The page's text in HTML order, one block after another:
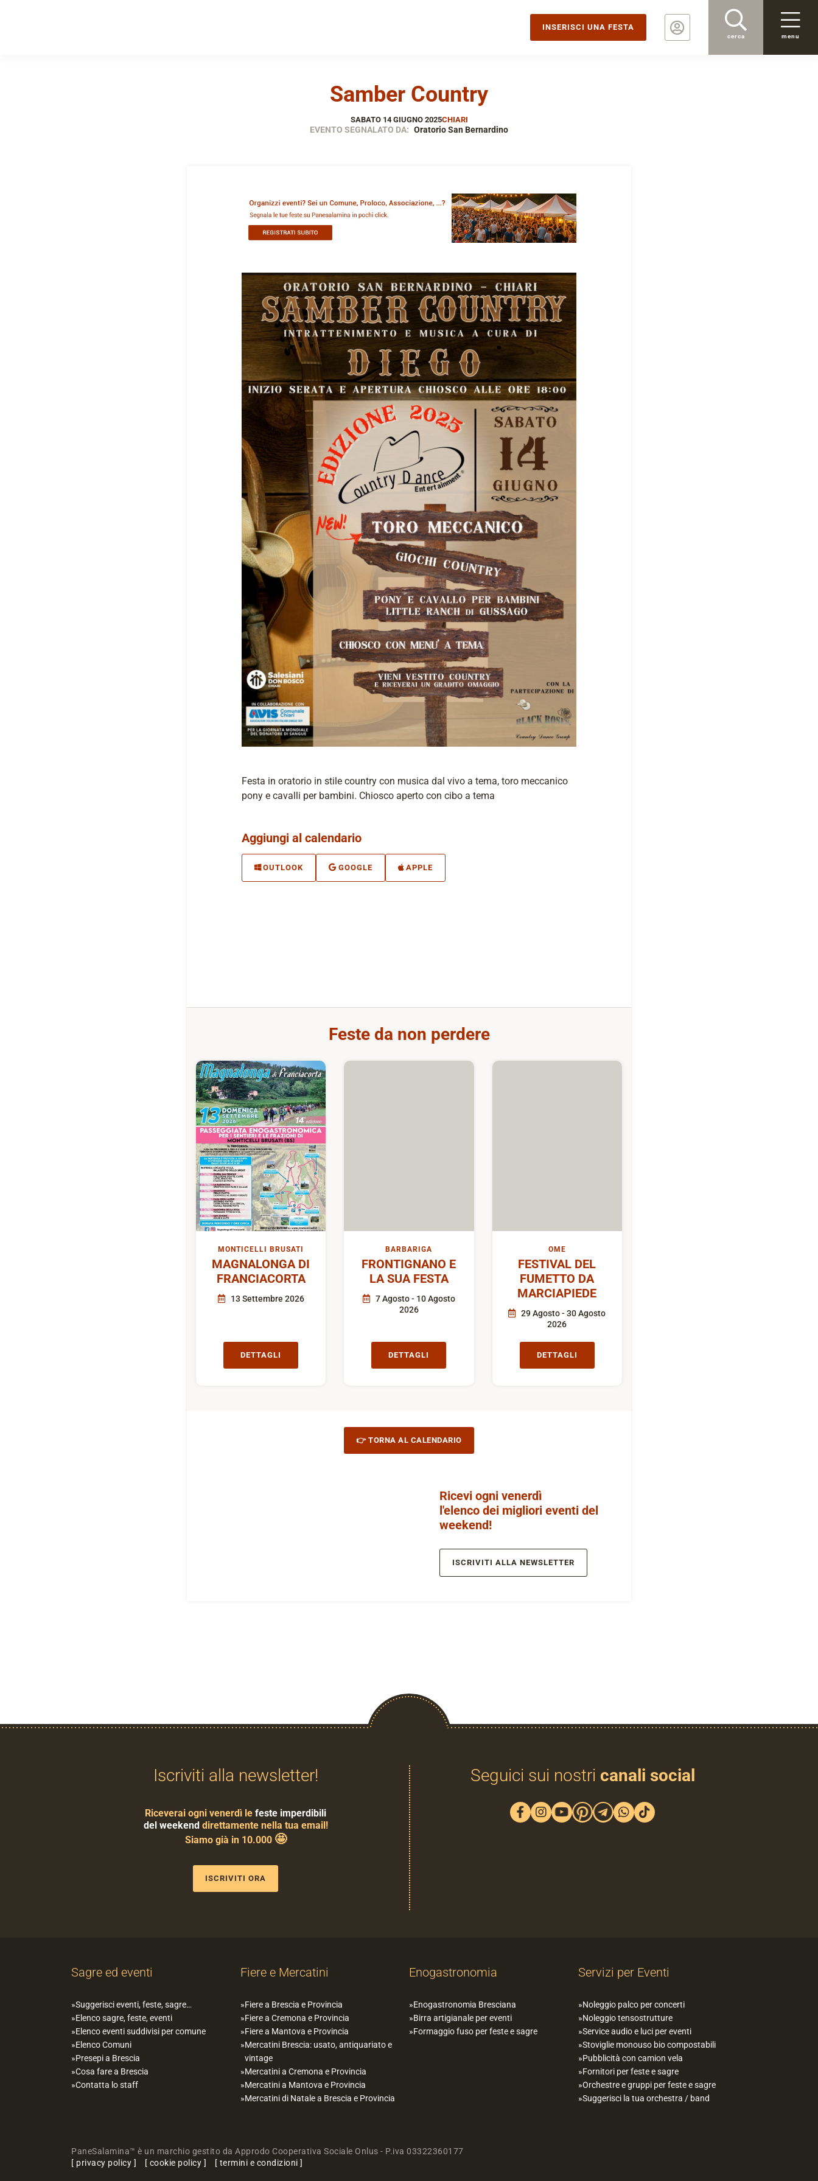
INSERISCI UNA FESTA
cerca menu
Samber Country
SABATO 14 GIUGNO 2025CHIARI
EVENTO SEGNALATO DA: Oratorio San Bernardino
Festa in oratorio in stile country con musica dal vivo a tema, toro meccanico
pony e cavalli per bambini. Chiosco aperto con cibo a tema
Aggiungi al calendario
OUTLOOK GOOGLE APPLE
Feste da non perdere
MONTICELLI BRUSATI
MAGNALONGA DI
FRANCIACORTA
13 Settembre 2026
DETTAGLI
BARBARIGA
FRONTIGNANO E
LA SUA FESTA
7 Agosto - 10 Agosto
2026
DETTAGLI
OME
FESTIVAL DEL
FUMETTO DA
MARCIAPIEDE
29 Agosto - 30 Agosto
2026
DETTAGLI
👉 TORNA AL CALENDARIO
Ricevi ogni venerdì
l'elenco dei migliori eventi del
weekend!
ISCRIVITI ALLA NEWSLETTER
Iscriviti alla newsletter!
Riceverai ogni venerdì le feste imperdibili
del weekenddirettamente nella tua email!
Siamo già in 10.000 🤩
ISCRIVITI ORA
Seguici sui nostri canali social
Sagre ed eventi
Suggerisci eventi, feste, sagre…
Elenco sagre, feste, eventi
Elenco eventi suddivisi per comune
Elenco Comuni
Presepi a Brescia
Cosa fare a Brescia
Contatta lo staff
Fiere e Mercatini
Fiere a Brescia e Provincia
Fiere a Cremona e Provincia
Fiere a Mantova e Provincia
Mercatini Brescia: usato, antiquariato e
vintage
Mercatini a Cremona e Provincia
Mercatini a Mantova e Provincia
Mercatini di Natale a Brescia e Provincia
Enogastronomia
Enogastronomia Bresciana
Birra artigianale per eventi
Formaggio fuso per feste e sagre
Servizi per Eventi
Noleggio palco per concerti
Noleggio tensostrutture
Service audio e luci per eventi
Stoviglie monouso bio compostabili
Pubblicità con camion vela
Fornitori per feste e sagre
Orchestre e gruppi per feste e sagre
Suggerisci la tua orchestra / band
PaneSalamina™ è un marchio gestito da Approdo Cooperativa Sociale Onlus - P.iva 03322360177
privacy policy
cookie policy termini e condizioni